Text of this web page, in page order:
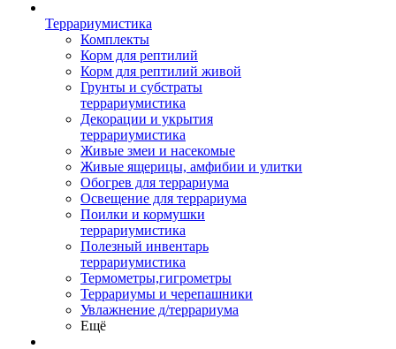
Террариумистика
Комплекты
Корм для рептилий
Корм для рептилий живой
Грунты и субстраты
террариумистика
Декорации и укрытия
террариумистика
Живые змеи и насекомые
Живые ящерицы, амфибии и улитки
Обогрев для террариума
Освещение для террариума
Поилки и кормушки
террариумистика
Полезный инвентарь
террариумистика
Термометры,гигрометры
Террариумы и черепашники
Увлажнение д/террариума
Ещё